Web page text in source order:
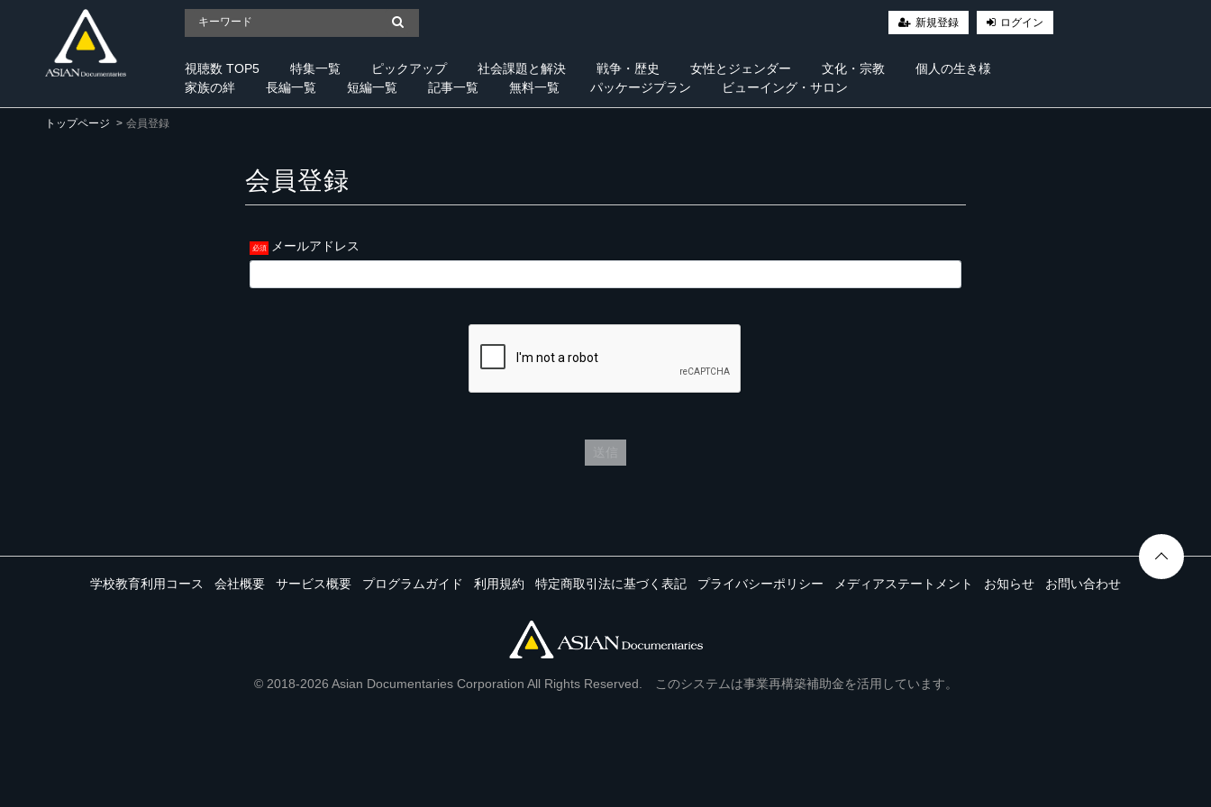
新規登録 ログイン
視聴数 TOP5 特集一覧 ピックアップ 社会課題と解決 戦争・歴史 女性とジェンダー 文化・宗教
個人の生き様
家族の絆
長編一覧 短編一覧 記事一覧 無料一覧 パッケージプラン ビューイング・サロン
トップページ 会員登録
会員登録
メールアドレス
学校教育利用コース 会社概要 サービス概要 プログラムガイド 利用規約 特定商取引法に基づく表記 プライバシーポリシー メディアステートメント お知らせ お問い合わせ
© 2018-2026 Asian Documentaries Corporation All Rights Reserved. このシステムは事業再構築補助金を活用しています。